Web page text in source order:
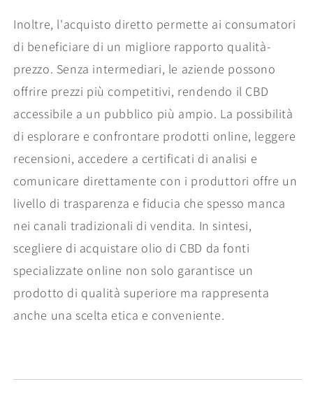
Inoltre, l'acquisto diretto permette ai consumatori
di beneficiare di un migliore rapporto qualità-
prezzo. Senza intermediari, le aziende possono
offrire prezzi più competitivi, rendendo il CBD
accessibile a un pubblico più ampio. La possibilità
di esplorare e confrontare prodotti online, leggere
recensioni, accedere a certificati di analisi e
comunicare direttamente con i produttori offre un
livello di trasparenza e fiducia che spesso manca
nei canali tradizionali di vendita. In sintesi,
scegliere di acquistare olio di CBD da fonti
specializzate online non solo garantisce un
prodotto di qualità superiore ma rappresenta
anche una scelta etica e conveniente.